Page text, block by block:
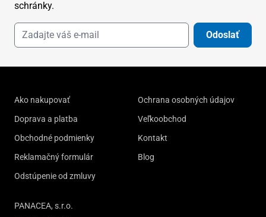
schránky.
Odoslať
Ako nakupovať
Doprava a platba
Obchodné podmienky
Reklamačný formulár
Odstúpenie od zmluvy
Ochrana osobných údajov
Veľkoobchod
Kontakt
Blog
PANACEA, s.r.o.